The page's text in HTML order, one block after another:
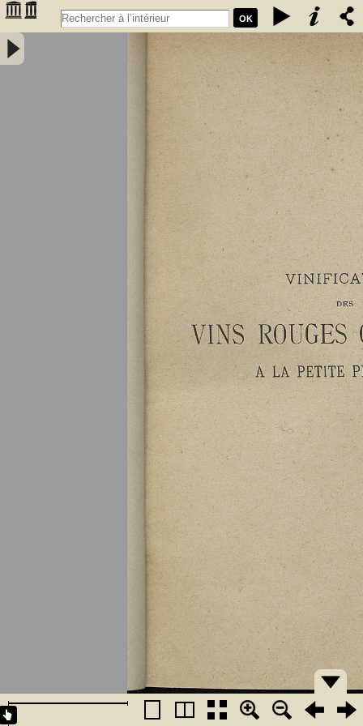
OK
Vinification des vins rouges ordinaires à la petite propriété : extrait
des conférences faites à l'Association des anciens élèves de l'école
communale de Portet (Haute-Garonne) / par A. Lacassagne,... -